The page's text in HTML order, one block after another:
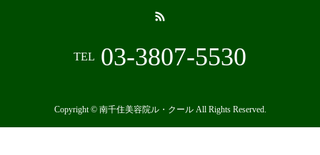
TEL 03-3807-5530
Copyright © 南千住美容院ル・クール All Rights Reserved.